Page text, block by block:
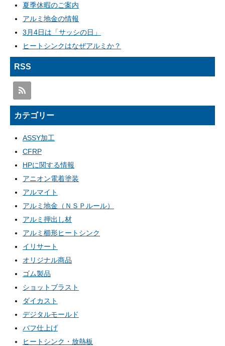
夏季休暇のご案内
アルミ地金の情報
3月4日は「サッシの日」
ヒートシンクはなぜアルミか？
RSS
カテゴリー
ASSY加工
CFRP
HPに関する情報
アニオン電着塗装
アルマイト
アルミ地金（ＮＳＰルール）
アルミ押出し材
アルミ櫛形ヒートシンク
イリサート
オリジナル商品
ゴム製品
ショットブラスト
ダイカスト
デジタルモールド
バフ仕上げ
ヒートシンク・放熱板